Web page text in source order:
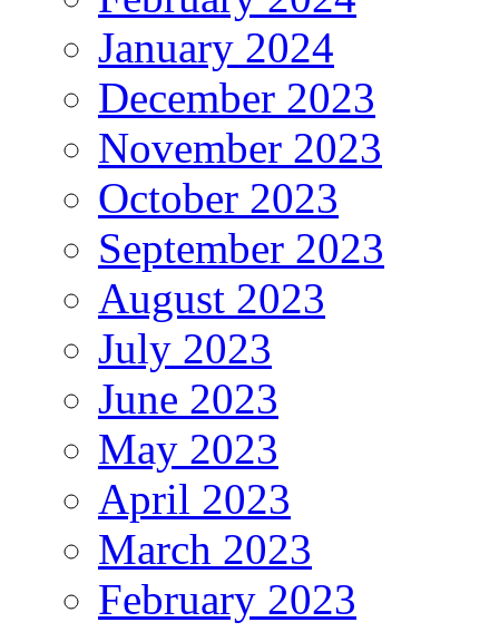
January 2024
December 2023
November 2023
October 2023
September 2023
August 2023
July 2023
June 2023
May 2023
April 2023
March 2023
February 2023